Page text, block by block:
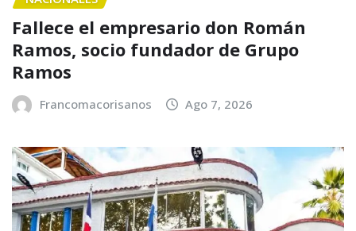
Fallece el empresario don Román
Ramos, socio fundador de Grupo
Ramos
Francomacorisanos Ago 7, 2026